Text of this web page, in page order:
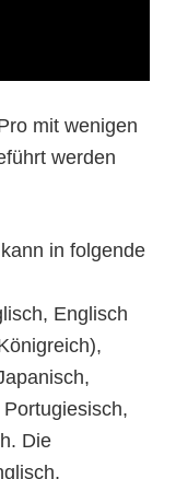
mit wenigen
werden
in folgende
Englisch
Die